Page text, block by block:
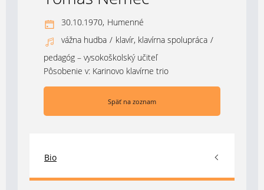
30.10.1970, Humenné
vážna hudba / klavír, klavírna spolupráca /
pedagóg – vysokoškolský učiteľ
Pôsobenie v: Karinovo klavírne trio
Späť na zoznam
Bio